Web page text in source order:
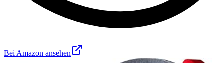
Bei Amazon ansehen